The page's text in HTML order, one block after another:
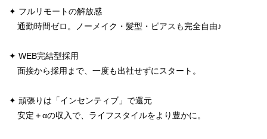
✦ フルリモートの解放感
通勤時間ゼロ。ノーメイク・髪型・ピアスも完全自由♪
✦ WEB完結型採用
面接から採用まで、一度も出社せずにスタート。
✦ 頑張りは「インセンティブ」で還元
安定＋αの収入で、ライフスタイルをより豊かに。